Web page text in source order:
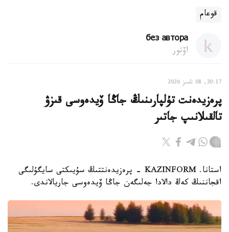
قوعام
без автора
اۆتور
20:17, 08 تامىز 2026
پرەزيدەنت تۇلپارىنىڭ جاڭا ۆيدەوسى قىزۋ
تالقىلانىپ جاتىر
استانا. KAZINFORM - پرەزيدەنتتىڭ سۇيىكتى سايگۇلىگى
اقجاننىڭ كەڭ دالادا جەلىگەن جاڭا ۆيدەوسى جاريالاندى.